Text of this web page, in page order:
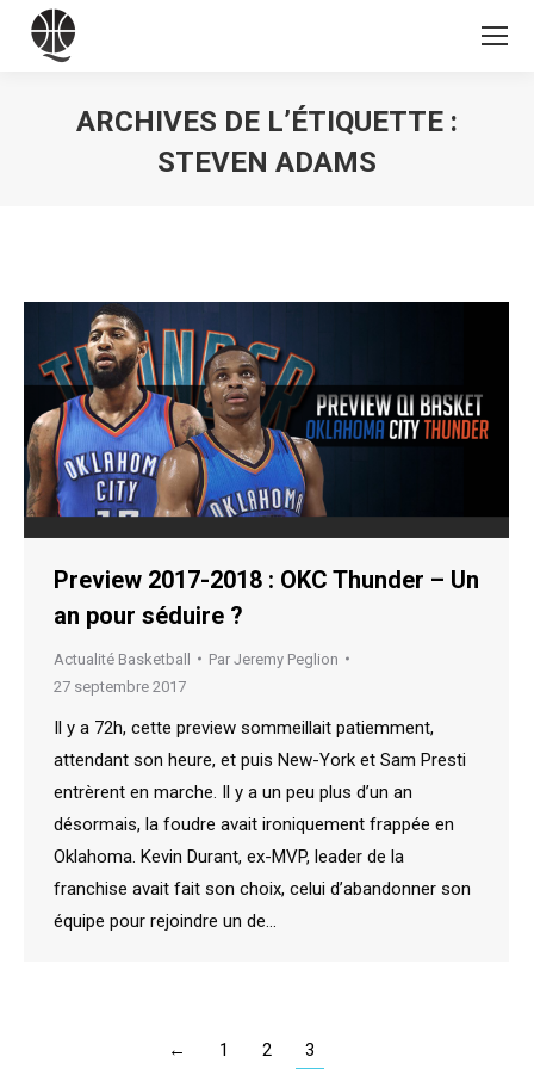
ARCHIVES DE L’ÉTIQUETTE :
STEVEN ADAMS
Preview 2017-2018 : OKC Thunder – Un
an pour séduire ?
Actualité Basketball Par Jeremy Peglion
27 septembre 2017
Il y a 72h, cette preview sommeillait patiemment,
attendant son heure, et puis New-York et Sam Presti
entrèrent en marche. Il y a un peu plus d’un an
désormais, la foudre avait ironiquement frappée en
Oklahoma. Kevin Durant, ex-MVP, leader de la
franchise avait fait son choix, celui d’abandonner son
équipe pour rejoindre un de…
← 1 2 3